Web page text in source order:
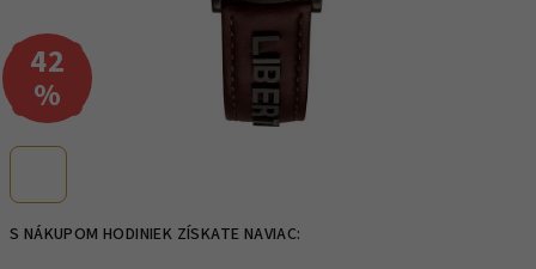
S NÁKUPOM HODINIEK ZÍSKATE NAVIAC:
42
%